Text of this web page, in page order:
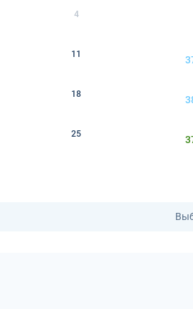
4
11
18
25